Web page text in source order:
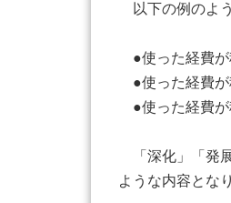
以下の例のよ
●使った経費が
●使った経費が
●使った経費が
「深化」「発
ような内容とな